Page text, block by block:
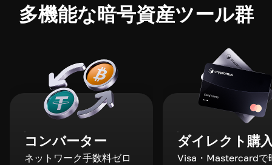
多機能な暗号資産ツール群
コンバーター
ネットワーク手数料ゼロ
ダイレクト購
Visa・Mastercardで